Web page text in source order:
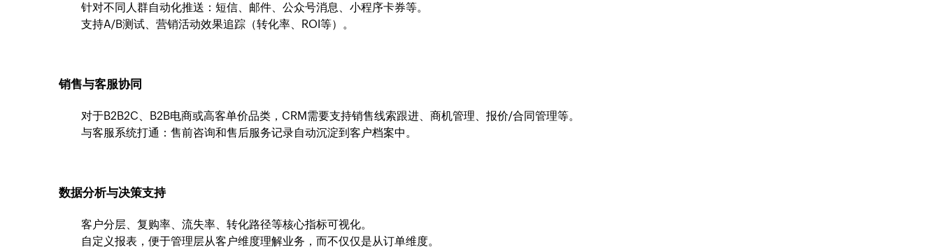
针对不同人群自动化推送：短信、邮件、公众号消息、小程序卡券等。
支持A/B测试、营销活动效果追踪（转化率、ROI等）。
销售与客服协同
对于B2B2C、B2B电商或高客单价品类，CRM需要支持销售线索跟进、商机管理、报价/合同管理等。
与客服系统打通：售前咨询和售后服务记录自动沉淀到客户档案中。
数据分析与决策支持
客户分层、复购率、流失率、转化路径等核心指标可视化。
自定义报表，便于管理层从客户维度理解业务，而不仅仅是从订单维度。